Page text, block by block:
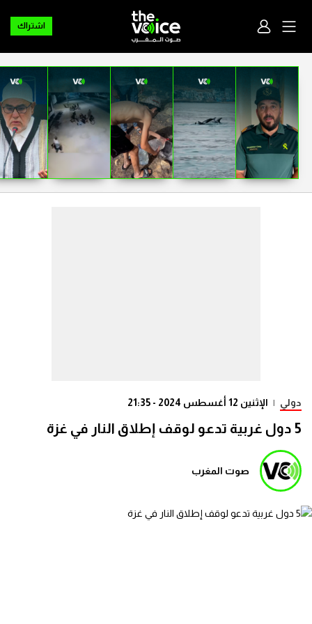
اشتراك
دولي | الإثنين 12 أغسطس 2024 - 21:35
5 دول غربية تدعو لوقف إطلاق النار في غزة
صوت المغرب